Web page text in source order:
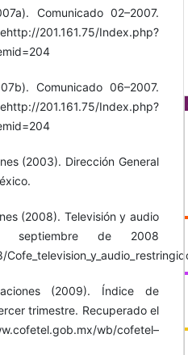
Comunicado 02–2007.
201.161.75/Index.php?
Comunicado 06–2007.
201.161.75/Index.php?
(2003). Dirección General
(2008). Televisión y audio
septiembre de 2008
(2009). Índice de
trimestre. Recuperado el
wb/cofetel–